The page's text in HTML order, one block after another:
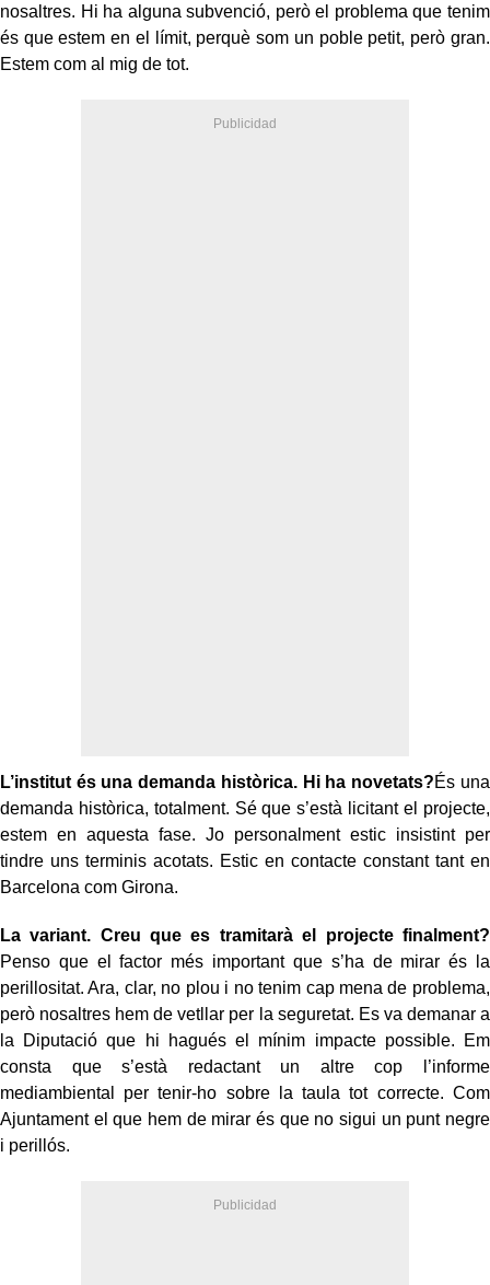
nosaltres. Hi ha alguna subvenció, però el problema que tenim
és que estem en el límit, perquè som un poble petit, però gran.
Estem com al mig de tot.
L’institut és una demanda històrica. Hi ha novetats?És una
demanda històrica, totalment. Sé que s’està licitant el projecte,
estem en aquesta fase. Jo personalment estic insistint per
tindre uns terminis acotats. Estic en contacte constant tant en
Barcelona com Girona.
La variant. Creu que es tramitarà el projecte finalment?
Penso que el factor més important que s’ha de mirar és la
perillositat. Ara, clar, no plou i no tenim cap mena de problema,
però nosaltres hem de vetllar per la seguretat. Es va demanar a
la Diputació que hi hagués el mínim impacte possible. Em
consta que s’està redactant un altre cop l’informe
mediambiental per tenir-ho sobre la taula tot correcte. Com
Ajuntament el que hem de mirar és que no sigui un punt negre
i perillós.